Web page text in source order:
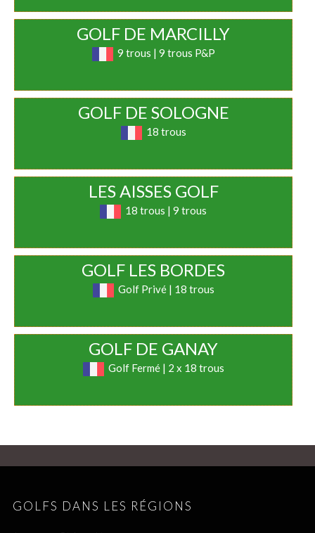
GOLF DE MARCILLY
9 trous | 9 trous P&P
GOLF DE SOLOGNE
18 trous
LES AISSES GOLF
18 trous | 9 trous
GOLF LES BORDES
Golf Privé | 18 trous
GOLF DE GANAY
Golf Fermé | 2 x 18 trous
GOLFS DANS LES RÉGIONS